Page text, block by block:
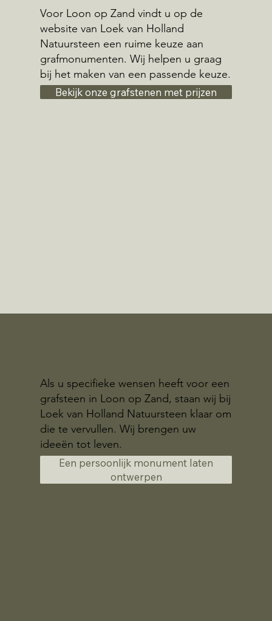
Voor Loon op Zand vindt u op de
website van Loek van Holland
Natuursteen een ruime keuze aan
grafmonumenten. Wij helpen u graag
bij het maken van een passende keuze.
Bekijk onze grafstenen met prijzen
Als u specifieke wensen heeft voor een
grafsteen in Loon op Zand, staan wij bij
Loek van Holland Natuursteen klaar om
die te vervullen. Wij brengen uw
ideeën tot leven.
Een persoonlijk monument laten
ontwerpen